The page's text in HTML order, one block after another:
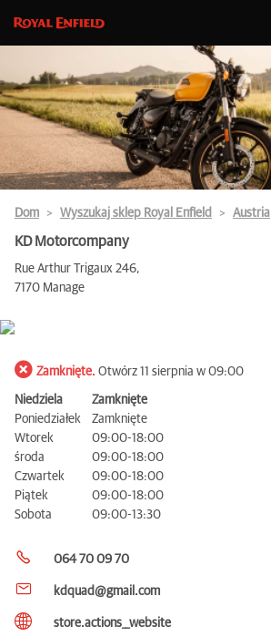
Dom Wyszukaj sklep Royal Enfield Austria
KD Motorcompany
Rue Arthur Trigaux 246,
7170 Manage
Zamknięte. Otwórz 11 sierpnia w 09:00
Niedziela
Zamknięte
Poniedziałek
Zamknięte
Wtorek
09:00-18:00
środa
09:00-18:00
Czwartek
09:00-18:00
Piątek
09:00-18:00
Sobota
09:00-13:30
064 70 09 70
kdquad@gmail.com
store.actions__website